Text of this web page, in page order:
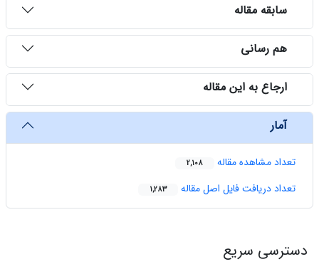
سابقه مقاله
هم رسانی
ارجاع به این مقاله
آمار
تعداد مشاهده مقاله 2,108
تعداد دریافت فایل اصل مقاله 1,283
دسترسی سریع